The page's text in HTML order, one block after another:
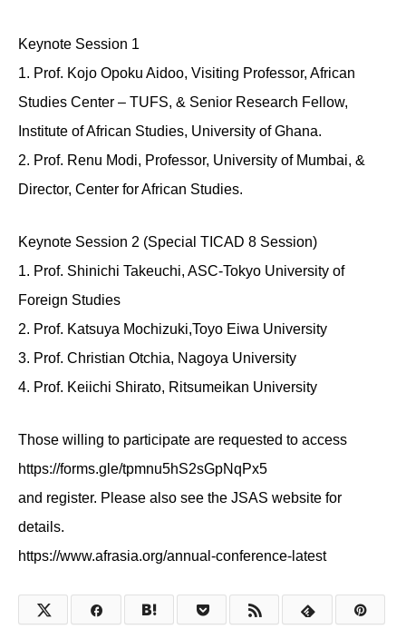
Keynote Session 1
1. Prof. Kojo Opoku Aidoo, Visiting Professor, African
Studies Center – TUFS, & Senior Research Fellow,
Institute of African Studies, University of Ghana.
2. Prof. Renu Modi, Professor, University of Mumbai, &
Director, Center for African Studies.
Keynote Session 2 (Special TICAD 8 Session)
1. Prof. Shinichi Takeuchi, ASC-Tokyo University of
Foreign Studies
2. Prof. Katsuya Mochizuki,Toyo Eiwa University
3. Prof. Christian Otchia, Nagoya University
4. Prof. Keiichi Shirato, Ritsumeikan University
Those willing to participate are requested to access
https://forms.gle/tpmnu5hS2sGpNqPx5
and register. Please also see the JSAS website for
details.
https://www.afrasia.org/annual-conference-latest